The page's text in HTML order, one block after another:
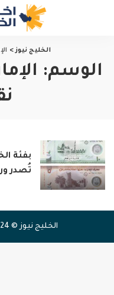
الخليج نيوز>
الوسم:
بفئة
تُصدر
الخليج نيوز © 2024 جميع الحقوق محفوظة.